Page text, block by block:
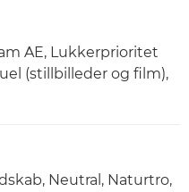
AE, Lukkerprioritet
(stillbilleder og film),
Neutral, Naturtro,